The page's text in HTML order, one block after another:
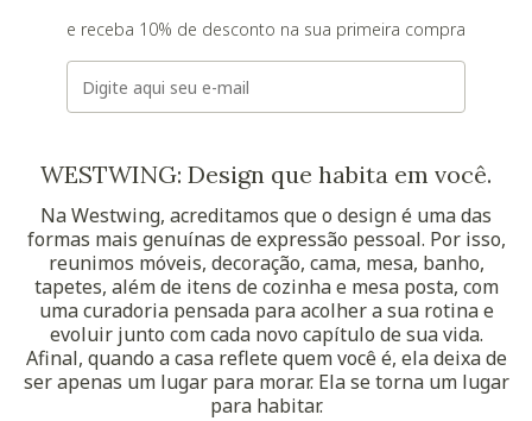
e receba 10% de desconto na sua primeira compra
E-mail
WESTWING: Design que habita em você.
Na Westwing, acreditamos que o design é uma das
formas mais genuínas de expressão pessoal. Por isso,
reunimos móveis, decoração, cama, mesa, banho,
tapetes, além de itens de cozinha e mesa posta, com
uma curadoria pensada para acolher a sua rotina e
evoluir junto com cada novo capítulo de sua vida.
Afinal, quando a casa reflete quem você é, ela deixa de
ser apenas um lugar para morar. Ela se torna um lugar
para habitar.